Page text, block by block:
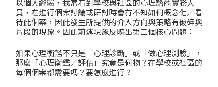
以個人經驗，我常看到學校與社區的心理諮商實務人
員，在進行個案討論或研討時會有不知如何概念化／看
待此個案，因此發生所提供的介入方向與策略有破碎與
片段的現象。因此前述現象反映出第二個核心問題：
如果心理衡鑑不只是「心理診斷」或「做心理測驗」，
那麼「心理衡鑑／評估」究竟是何物？在學校或社區的
每個個案都需要嗎？要怎麼進行？